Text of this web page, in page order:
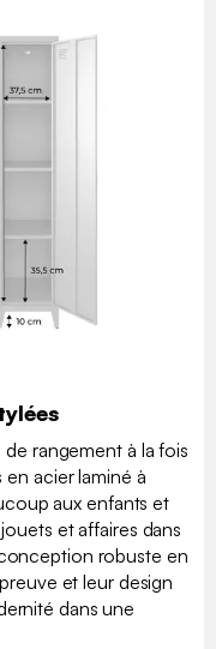
rangement à la fois
acier laminé à
aux enfants et
et affaires dans
robuste en
et leur design
dans une